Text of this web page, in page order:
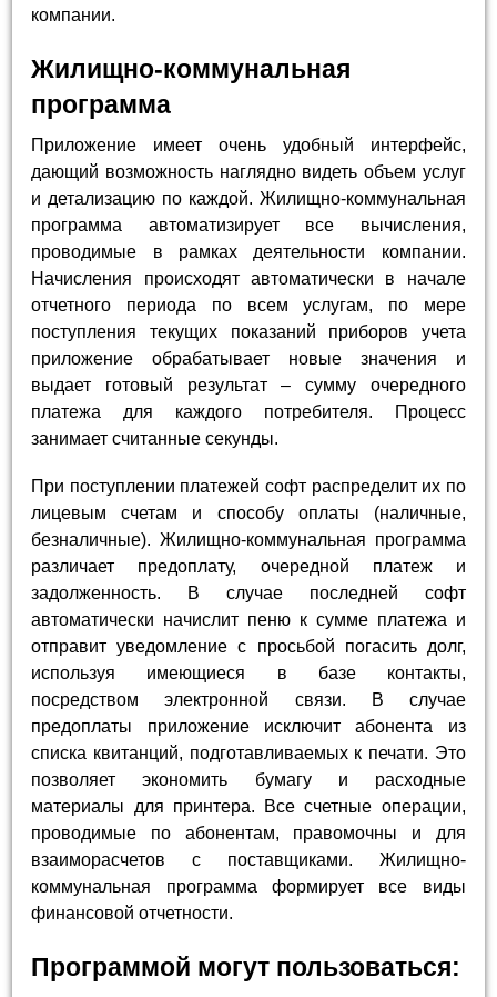
компании.
Жилищно-коммунальная
программа
Приложение имеет очень удобный интерфейс,
дающий возможность наглядно видеть объем услуг
и детализацию по каждой. Жилищно-коммунальная
программа автоматизирует все вычисления,
проводимые в рамках деятельности компании.
Начисления происходят автоматически в начале
отчетного периода по всем услугам, по мере
поступления текущих показаний приборов учета
приложение обрабатывает новые значения и
выдает готовый результат – сумму очередного
платежа для каждого потребителя. Процесс
занимает считанные секунды.
При поступлении платежей софт распределит их по
лицевым счетам и способу оплаты (наличные,
безналичные). Жилищно-коммунальная программа
различает предоплату, очередной платеж и
задолженность. В случае последней софт
автоматически начислит пеню к сумме платежа и
отправит уведомление с просьбой погасить долг,
используя имеющиеся в базе контакты,
посредством электронной связи. В случае
предоплаты приложение исключит абонента из
списка квитанций, подготавливаемых к печати. Это
позволяет экономить бумагу и расходные
материалы для принтера. Все счетные операции,
проводимые по абонентам, правомочны и для
взаиморасчетов с поставщиками. Жилищно-
коммунальная программа формирует все виды
финансовой отчетности.
Программой могут пользоваться: